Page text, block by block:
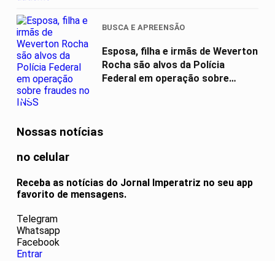
04
BUSCA E APREENSÃO
Esposa, filha e irmãs de Weverton
Rocha são alvos da Polícia
Federal em operação sobre
Nossas notícias
no celular
Receba as notícias do Jornal Imperatriz no seu app
favorito de mensagens.
Telegram
Whatsapp
Facebook
Entrar